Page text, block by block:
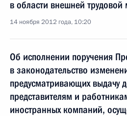
в области внешней трудовой
14 ноября 2012 года, 10:20
Об исполнении поручения
в законодательство
предусматривающих выдачу
представителям и
иностранных компаний,